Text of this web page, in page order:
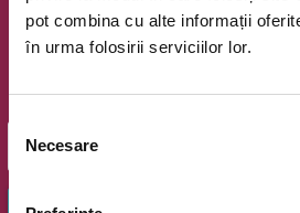
pot combina cu alte informații
în urma folosirii serviciilor lor.
Selecția
consimțământului
Necesare
Oferte exclusive si o editie
OK